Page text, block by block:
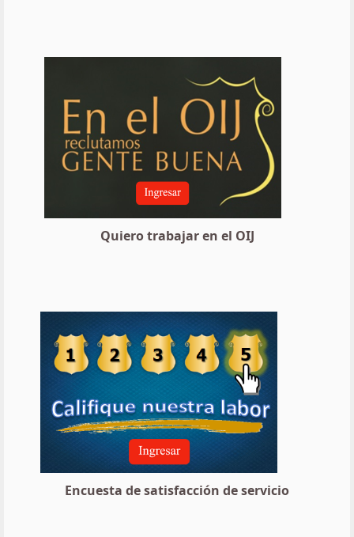
Quiero trabajar en el OIJ
Encuesta de satisfacción de servicio